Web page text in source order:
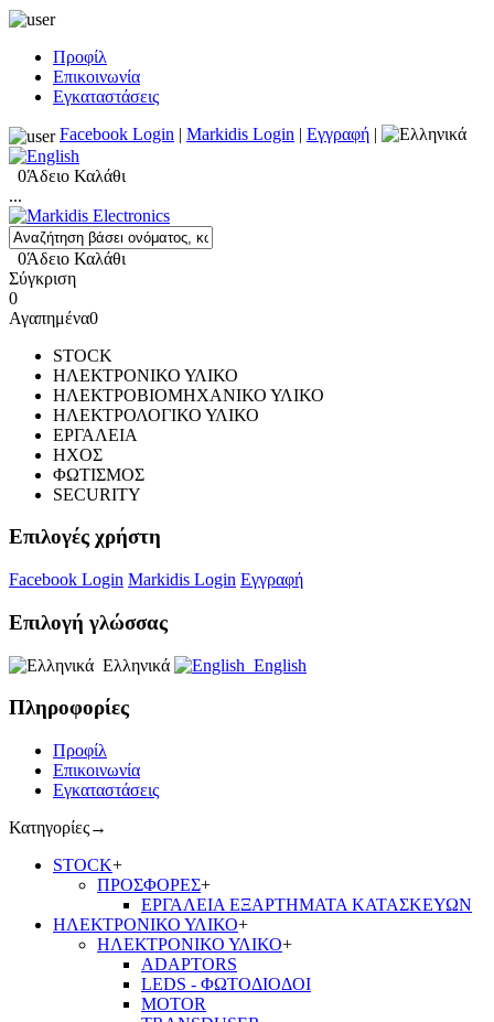
Προφίλ
Επικοινωνία
Εγκαταστάσεις
Facebook Login | Markidis Login | Εγγραφή |
0Άδειο Καλάθι
...
0Άδειο Καλάθι
Σύγκριση
0
Αγαπημένα0
STOCK
ΗΛΕΚΤΡΟΝΙΚΟ ΥΛΙΚΟ
ΗΛΕΚΤΡΟΒΙΟΜΗΧΑΝΙΚΟ ΥΛΙΚΟ
ΗΛΕΚΤΡΟΛΟΓΙΚΟ ΥΛΙΚΟ
ΕΡΓΑΛΕΙΑ
ΗΧΟΣ
ΦΩΤΙΣΜΟΣ
SECURITY
Επιλογές χρήστη
Facebook Login Markidis Login Εγγραφή
Επιλογή γλώσσας
Ελληνικά English
Πληροφορίες
Προφίλ
Επικοινωνία
Εγκαταστάσεις
Κατηγορίες→
STOCK+
ΠΡΟΣΦΟΡΕΣ+
ΕΡΓΑΛΕΙΑ ΕΞΑΡΤΗΜΑΤΑ ΚΑΤΑΣΚΕΥΩΝ
ΗΛΕΚΤΡΟΝΙΚΟ ΥΛΙΚΟ+
ΗΛΕΚΤΡΟΝΙΚΟ ΥΛΙΚΟ+
ADAPTORS
LEDS - ΦΩΤΟΔΙΟΔΟΙ
MOTOR